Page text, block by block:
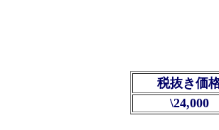
税抜き価
\24,000